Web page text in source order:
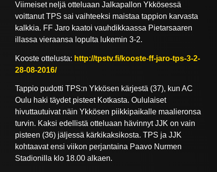
Viimeiset neljä otteluaan Jalkapallon Ykkösessä
voittanut TPS sai vaihteeksi maistaa tappion karvasta
kalkkia. FF Jaro kaatoi vauhdikkaassa Pietarsaaren
illassa vieraansa lopulta lukemin 3-2.
Kooste ottelusta: http://tpstv.fi/kooste-ff-jaro-tps-3-2-
28-08-2016/
Tappio pudotti TPS:n Ykkösen kärjestä (37), kun AC
Oulu haki täydet pisteet Kotkasta. Oululaiset
hivuttautuivat näin Ykkösen piikkipaikalle maalieronsa
turvin. Kaksi edellistä otteluaan hävinnyt JJK on vain
pisteen (36) jäljessä kärkikaksikosta. TPS ja JJK
kohtaavat ensi viikon perjantaina Paavo Nurmen
Stadionilla klo 18.00 alkaen.